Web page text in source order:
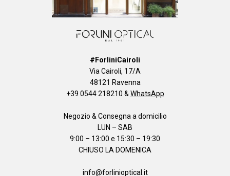
#ForliniCairoli
Via Cairoli, 17/A
48121 Ravenna
+39 0544 218210 & WhatsApp
Negozio & Consegna a domicilio
LUN – SAB
9:00 – 13:00 e 15:30 – 19:30
CHIUSO LA DOMENICA
info@forlinioptical.it